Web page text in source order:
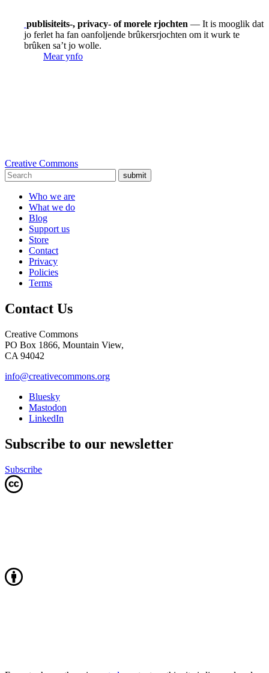
publisiteits-, privacy- of morele rjochten — It is mooglik dat
jo ferlet ha fan oanfoljende brûkersrjochten om it wurk te
brûken sa’t jo wolle.
Mear ynfo
Creative Commons
submit
Who we are
What we do
Blog
Support us
Store
Contact
Privacy
Policies
Terms
Contact Us
Creative Commons
PO Box 1866, Mountain View,
CA 94042
info@creativecommons.org
Bluesky
Mastodon
LinkedIn
Subscribe to our newsletter
Subscribe